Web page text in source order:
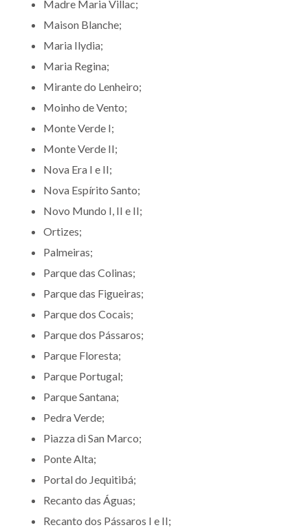
Madre Maria Villac;
Maison Blanche;
Maria Ilydia;
Maria Regina;
Mirante do Lenheiro;
Moinho de Vento;
Monte Verde I;
Monte Verde II;
Nova Era I e II;
Nova Espírito Santo;
Novo Mundo I, II e II;
Ortizes;
Palmeiras;
Parque das Colinas;
Parque das Figueiras;
Parque dos Cocais;
Parque dos Pássaros;
Parque Floresta;
Parque Portugal;
Parque Santana;
Pedra Verde;
Piazza di San Marco;
Ponte Alta;
Portal do Jequitibá;
Recanto das Águas;
Recanto dos Pássaros I e II;